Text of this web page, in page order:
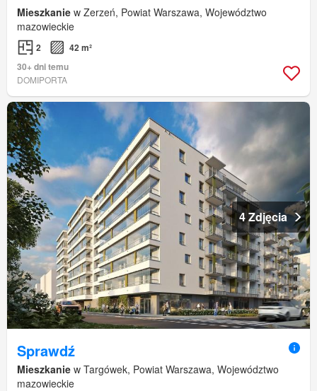
Mieszkanie w Zerzeń, Powiat Warszawa, Województwo
mazowieckie
2
42 m²
30+ dni temu
DOMIPORTA
4 Zdjęcia
Sprawdź
Mieszkanie w Targówek, Powiat Warszawa, Województwo
mazowieckie